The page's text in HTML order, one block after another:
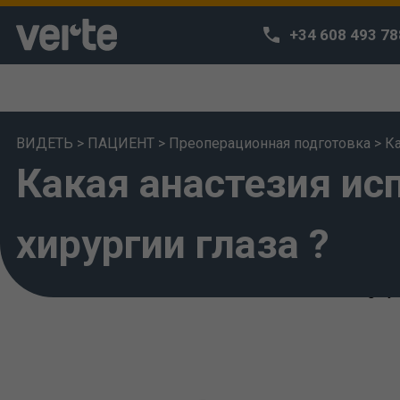
+34 608 493
ВИДЕТЬ > ПАЦИЕНТ > Преоперационная подготовка >
Какая анастезия
хирургии глаза ?
We
We use our
habits and
can access our